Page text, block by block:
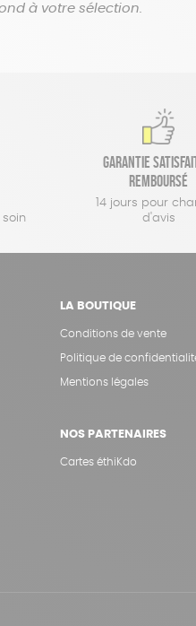
à votre sélection.
soin
Garantie
remboursé
14 jours pour
d'avis
LA BOUTIQUE
Conditions de vente
Politique de
Mentions légales
NOS PARTENAIRES
Cartes éthiKdo